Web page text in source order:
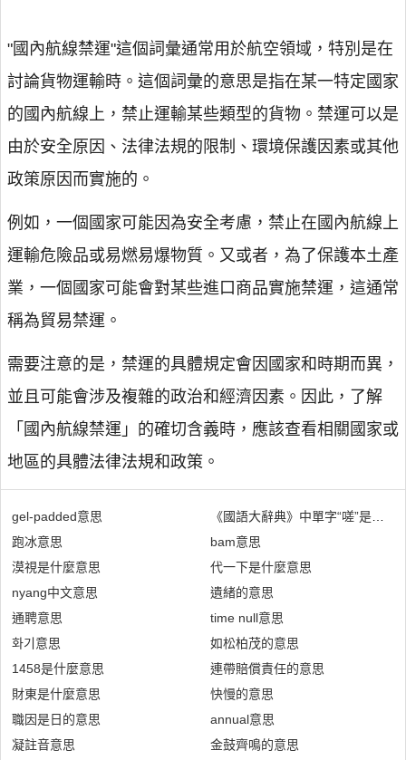
"國內航線禁運"這個詞彙通常用於航空領域，特別是在
討論貨物運輸時。這個詞彙的意思是指在某一特定國家
的國內航線上，禁止運輸某些類型的貨物。禁運可以是
由於安全原因、法律法規的限制、環境保護因素或其他
政策原因而實施的。
例如，一個國家可能因為安全考慮，禁止在國內航線上
運輸危險品或易燃易爆物質。又或者，為了保護本土產
業，一個國家可能會對某些進口商品實施禁運，這通常
稱為貿易禁運。
需要注意的是，禁運的具體規定會因國家和時期而異，
並且可能會涉及複雜的政治和經濟因素。因此，了解
「國內航線禁運」的確切含義時，應該查看相關國家或
地區的具體法律法規和政策。
gel-padded意思
跑冰意思
漠視是什麼意思
nyang中文意思
通聘意思
화기意思
1458是什麼意思
財東是什麼意思
職因是日的意思
凝註音意思
《國語大辭典》中單字“嗟”是什麼
bam意思
代一下是什麼意思
遺緒的意思
time null意思
如松柏茂的意思
連帶賠償責任的意思
快慢的意思
annual意思
金鼓齊鳴的意思